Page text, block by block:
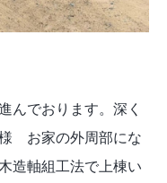
んでおります。深く
お家の外周部にな
造軸組工法で上棟い